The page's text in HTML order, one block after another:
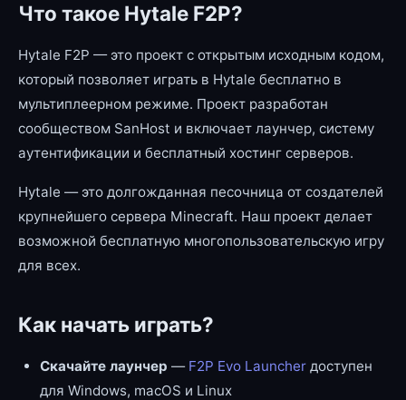
Что такое Hytale F2P?
Hytale F2P — это проект с открытым исходным кодом,
который позволяет играть в Hytale бесплатно в
мультиплеерном режиме. Проект разработан
сообществом SanHost и включает лаунчер, систему
аутентификации и бесплатный хостинг серверов.
Hytale — это долгожданная песочница от создателей
крупнейшего сервера Minecraft. Наш проект делает
возможной бесплатную многопользовательскую игру
для всех.
Как начать играть?
Скачайте лаунчер — F2P Evo Launcher доступен
для Windows, macOS и Linux